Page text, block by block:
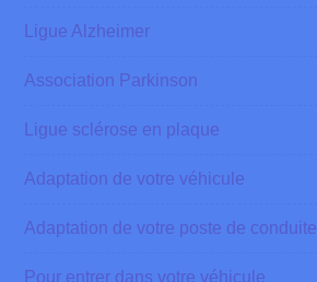
Ligue Alzheimer
Association Parkinson
Ligue sclérose en plaque
Adaptation de votre véhicule
Adaptation de votre poste de conduite
Pour entrer dans votre véhicule